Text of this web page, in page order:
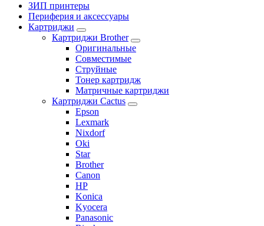
ЗИП принтеры
Периферия и аксессуары
Картриджи
Картриджи Brother
Оригинальные
Совместимые
Струйные
Тонер картридж
Матричные картриджи
Картриджи Cactus
Epson
Lexmark
Nixdorf
Oki
Star
Brother
Canon
HP
Konica
Kyocera
Panasonic